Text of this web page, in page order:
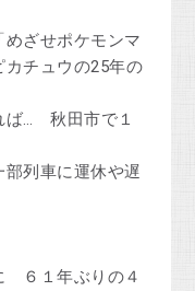
めざせポケモンマ
チュウの25年の
ば… 秋田市で１
列車に運休や遅
６１年ぶりの４